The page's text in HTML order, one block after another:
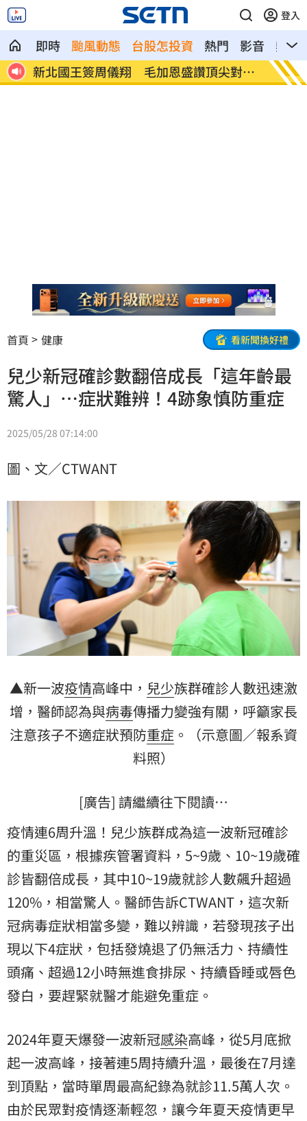
登入
即時 颱風動態 台股怎投資 熱門 影音
熱搜
告
新北國王簽周儀翔 毛加恩盛讚頂尖對抗
性
泰國
首頁 健康 看新聞換好禮
兒少新冠確診數翻倍成長「這年齡最
驚人」…症狀難辨！4跡象慎防重症
2025/05/28 07:14:00
圖、文／CTWANT
▲新一波疫情高峰中， 兒少族群確診人數迅速激
增，醫師認為與病毒傳播力變強有關，呼籲家長
注意孩子不適症狀預防重症 。（示意圖／報系資
料照）
[廣告] 請繼續往下閱讀…
疫情連6周升溫！兒少族群成為這一波新冠確診
的重災區，根據疾管署資料，5~9歲、10~19歲確
診皆翻倍成長，其中10~19歲就診人數飆升超過
120%，相當驚人。醫師告訴CTWANT，這次新
冠病毒症狀相當多變，難以辨識，若發現孩子出
現以下4症狀，包括發燒退了仍無活力、持續性
頭痛、超過12小時無進食排尿、持續昏睡或唇色
發白，要趕緊就醫才能避免重症。
2024年夏天爆發一波新冠感染高峰，從5月底掀
起一波高峰，接著連5周持續升溫，最後在7月達
到頂點，當時單周最高紀錄為就診11.5萬人次。
由於民眾對疫情逐漸輕忽，讓今年夏天疫情更早